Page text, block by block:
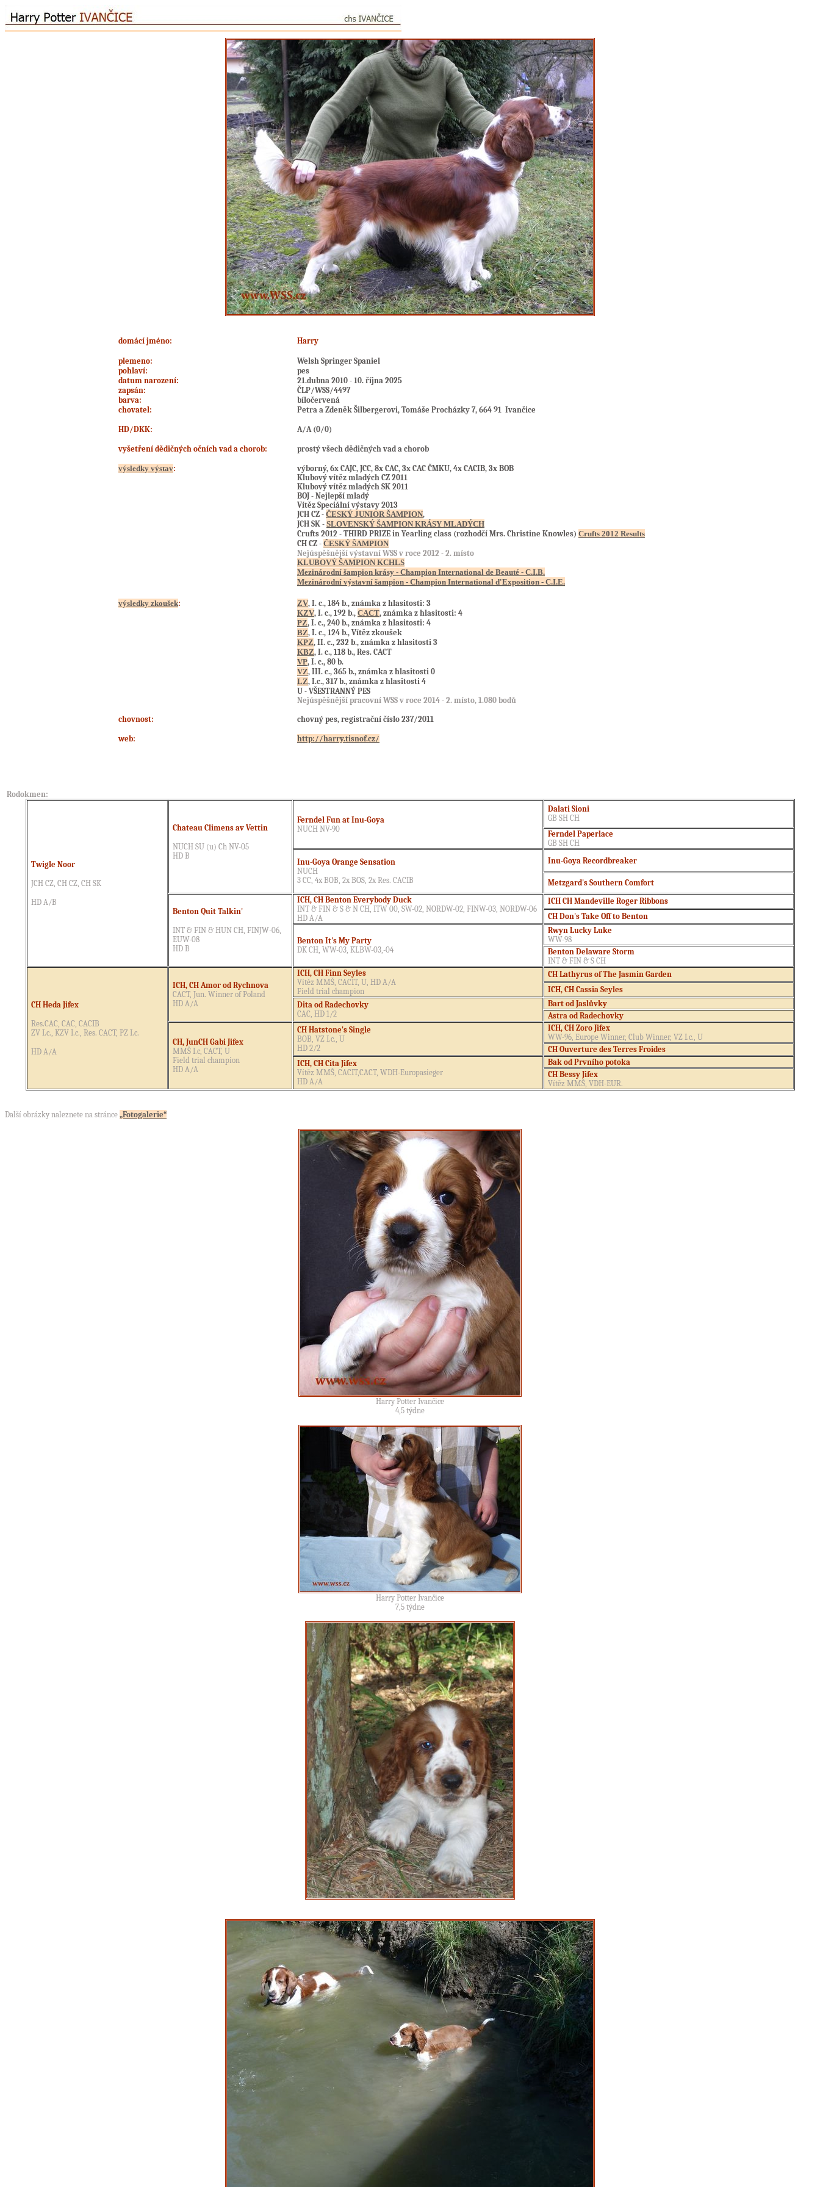
domácí jméno: Harry
plemeno:
Welsh Springer Spaniel
pohlaví:
pes
datum narození:
21.dubna 2010 - 10. října 2025
zapsán:
ČLP/WSS/4497
barva:
bíločervená
chovatel:
Petra a Zdeněk Šilbergerovi, Tomáše Procházky 7, 664 91 Ivančice
HD/DKK: A/A (0/0)
vyšetření dědičných očních vad a chorob: prostý všech dědičných vad a chorob
výsledky výstav: výborný, 6x CAJC, JCC, 8x CAC, 3x CAC ČMKU, 4x CACIB, 3x BOB
Klubový vítěz mladých CZ 2011
Klubový vítěz mladých SK 2011
BOJ - Nejlepší mladý
Vítěz Speciální výstavy 2013
JCH CZ - ČESKÝ JUNIOR ŠAMPION,
JCH SK - SLOVENSKÝ ŠAMPION KRÁSY MLADÝCH
Crufts 2012 - THIRD PRIZE in Yearling class (rozhodčí Mrs. Christine Knowles) Crufts 2012 Results
CH CZ - ČESKÝ ŠAMPION
Nejúspěšnější výstavní WSS v roce 2012 - 2. místo
KLUBOVÝ ŠAMPION KCHLS
Mezinárodní šampion krásy - Champion International de Beauté - C.I.B.
Mezinárodní výstavní šampion - Champion International d'Exposition - C.I.E.
výsledky zkoušek: ZV, I. c., 184 b., známka z hlasitosti: 3
KZV, I. c., 192 b., CACT, známka z hlasitosti: 4
PZ, I. c., 240 b., známka z hlasitosti: 4
BZ, I. c., 124 b., Vítěz zkoušek
KPZ, II. c., 232 b., známka z hlasitosti 3
KBZ, I. c., 118 b., Res. CACT
VP, I. c., 80 b.
VZ, III. c., 365 b., známka z hlasitosti 0
LZ, I.c., 317 b., známka z hlasitosti 4
U - VŠESTRANNÝ PES
Nejúspěšnější pracovní WSS v roce 2014 - 2. místo, 1.080 bodů
chovnost: chovný pes, registrační číslo 237/2011
web: http://harry.tisnof.cz/
Rodokmen:
Twigle Noor
JCH CZ, CH CZ, CH SK
HD A/B
Chateau Climens av Vettin
NUCH SU (u) Ch NV-05
HD B
Ferndel Fun at Inu-Goya
NUCH NV-90
Dalati Sioni
GB SH CH
Ferndel Paperlace
GB SH CH
Inu-Goya Orange Sensation
NUCH
3 CC, 4x BOB, 2x BOS, 2x Res. CACIB
Inu-Goya Recordbreaker
Metzgard's Southern Comfort
Benton Quit Talkin'
INT & FIN & HUN CH, FINJW-06,
EUW-08
HD B
ICH, CH Benton Everybody Duck
INT & FIN & S & N CH, ITW 00, SW-02, NORDW-02, FINW-03, NORDW-06
HD A/A
ICH CH Mandeville Roger Ribbons
CH Don's Take Off to Benton
Benton It's My Party
DK CH, WW-03, KLBW-03,-04
Rwyn Lucky Luke
WW-98
Benton Delaware Storm
INT & FIN & S CH
CH Heda Jifex
Res.CAC, CAC, CACIB
ZV I.c., KZV I.c., Res. CACT, PZ I.c.
HD A/A
ICH, CH Amor od Rychnova
CACT, Jun. Winner of Poland
HD A/A
ICH, CH Finn Seyles
Vítěz MMŠ, CACIT, U, HD A/A
Field trial champion
CH Lathyrus of The Jasmin Garden
ICH, CH Cassia Seyles
Dita od Radechovky
CAC, HD 1/2
Bart od Jaslůvky
Astra od Radechovky
CH, JunCH Gabi Jifex
MMŠ I.c, CACT, U
Field trial champion
HD A/A
CH Hatstone's Single
BOB, VZ I.c., U
HD 2/2
ICH, CH Zoro Jifex
WW-96, Europe Winner, Club Winner, VZ I.c., U
CH Ouverture des Terres Froides
ICH, CH Cita Jifex
Vítěz MMŠ, CACIT,CACT, WDH-Europasieger
HD A/A
Bak od Prvního potoka
CH Bessy Jifex
Vítěz MMŠ, VDH-EUR.
Další obrázky naleznete na stránce „Fotogalerie“
Harry Potter Ivančice
4,5 týdne
Harry Potter Ivančice
7,5 týdne